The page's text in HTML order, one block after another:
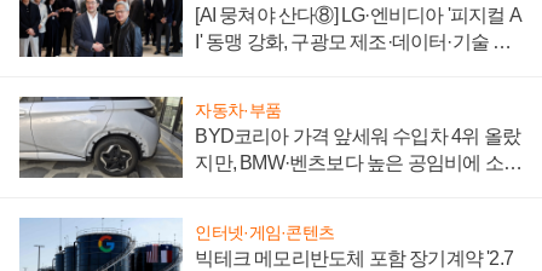
[AI 뭉쳐야 산다⑧] LG·엔비디아 '피지컬 A
I' 동맹 강화, 구광모 제조·데이터·기술 결
자동차·부품
BYD코리아 가격 앞세워 수입차 4위 올랐
지만, BMW·벤츠보다 높은 공임비에 소비
인터넷·게임·콘텐츠
빅테크 메모리반도체 포함 장기계약 '2.7